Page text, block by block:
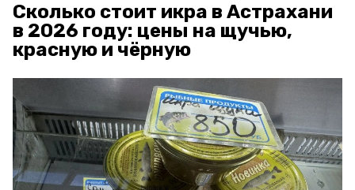
Сколько стоит икра в Астрахани
в 2026 году: цены на щучью,
красную и чёрную